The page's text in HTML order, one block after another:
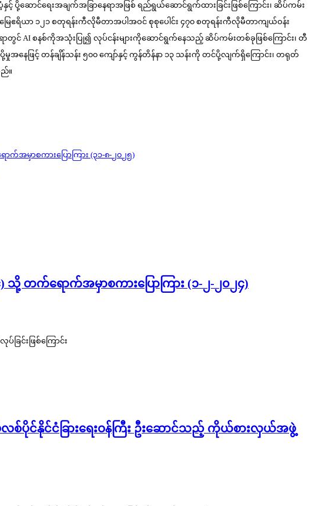
ာင်ရေးအချက်အခြာနေရာအဖြစ် ရည်ရွယ်ဆောင်ရွက်ထားခြင်းဖြစ်ကြောင်း၊ ဆိပ်ကမ်း
မြေဧရိယာ ၁၂၁ စတုရန်းကီလိုမီတာအပါအဝင် စုစုပေါင်း ၄၇၀ စတုရန်းကီလိုမီတာကျယ်ဝန်း
ရာတွင် AI စနစ်ကိုအသုံးပြု၍ လုပ်ငန်းများကိုဆောင်ရွက်နေသည့် ဆိပ်ကမ်းတစ်ခုဖြစ်ကြောင်း၊ တီ
အနေဖြင့် တန်ချိန်သန်း ၅၀၀ ကျော်နှင့် ကွန်တိန်နာ ၁၃ သန်းကို တင်ပို့လျက်ရှိကြောင်း၊ တရုတ်
။
က်အမှာစကားပြောကြား (၃၁-၈-၂၀၂၅)
သို့ တက်ရောက်အမှာစကားပြောကြား (၁-၂-၂၀၂၄)
ြင်းဖြစ်ကြောင်း
ပိုင်နိုင်ငံခြားရေးဝန်ကြီး ဦးဆောင်သည့် ကိုယ်စားလှယ်အဖွဲ့